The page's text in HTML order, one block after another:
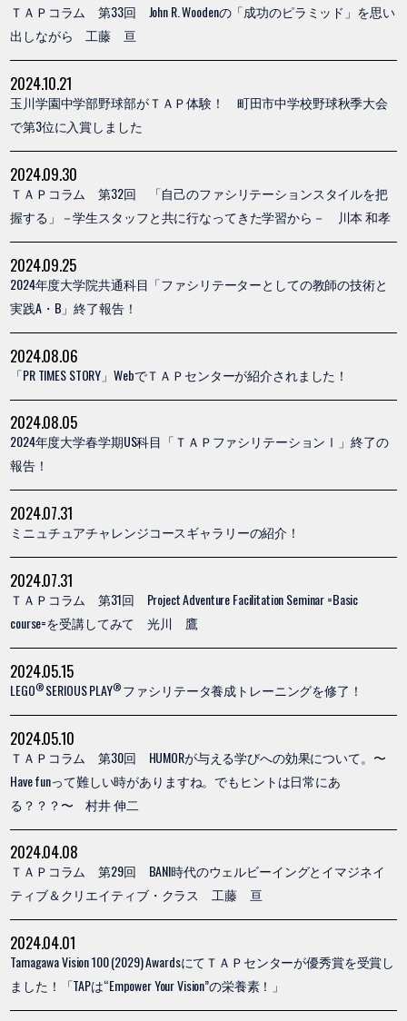
ＴＡＰコラム 第33回 John R. Woodenの「成功のピラミッド」を思い
出しながら 工藤 亘
2024.10.21
玉川学園中学部野球部がＴＡＰ体験！ 町田市中学校野球秋季大会
で第3位に入賞しました
2024.09.30
ＴＡＰコラム 第32回 「自己のファシリテーションスタイルを把
握する」－学生スタッフと共に行なってきた学習から－ 川本 和孝
2024.09.25
2024年度大学院共通科目「ファシリテーターとしての教師の技術と
実践A・B」終了報告！
2024.08.06
「PR TIMES STORY」WebでＴＡＰセンターが紹介されました！
2024.08.05
2024年度大学春学期US科目「ＴＡＰファシリテーションⅠ」終了の
報告！
2024.07.31
ミニュチュアチャレンジコースギャラリーの紹介！
2024.07.31
ＴＡＰコラム 第31回 Project Adventure Facilitation Seminar =Basic
course=を受講してみて 光川 鷹
2024.05.15
LEGO®SERIOUS PLAY®ファシリテータ養成トレーニングを修了！
2024.05.10
ＴＡＰコラム 第30回 HUMORが与える学びへの効果について。〜
Have funって難しい時がありますね。でもヒントは日常にあ
る？？？〜 村井 伸二
2024.04.08
ＴＡＰコラム 第29回 BANI時代のウェルビーイングとイマジネイ
ティブ＆クリエイティブ・クラス 工藤 亘
2024.04.01
Tamagawa Vision 100 (2029) AwardsにてＴＡＰセンターが優秀賞を受賞し
ました！「TAPは“Empower Your Vision”の栄養素！」